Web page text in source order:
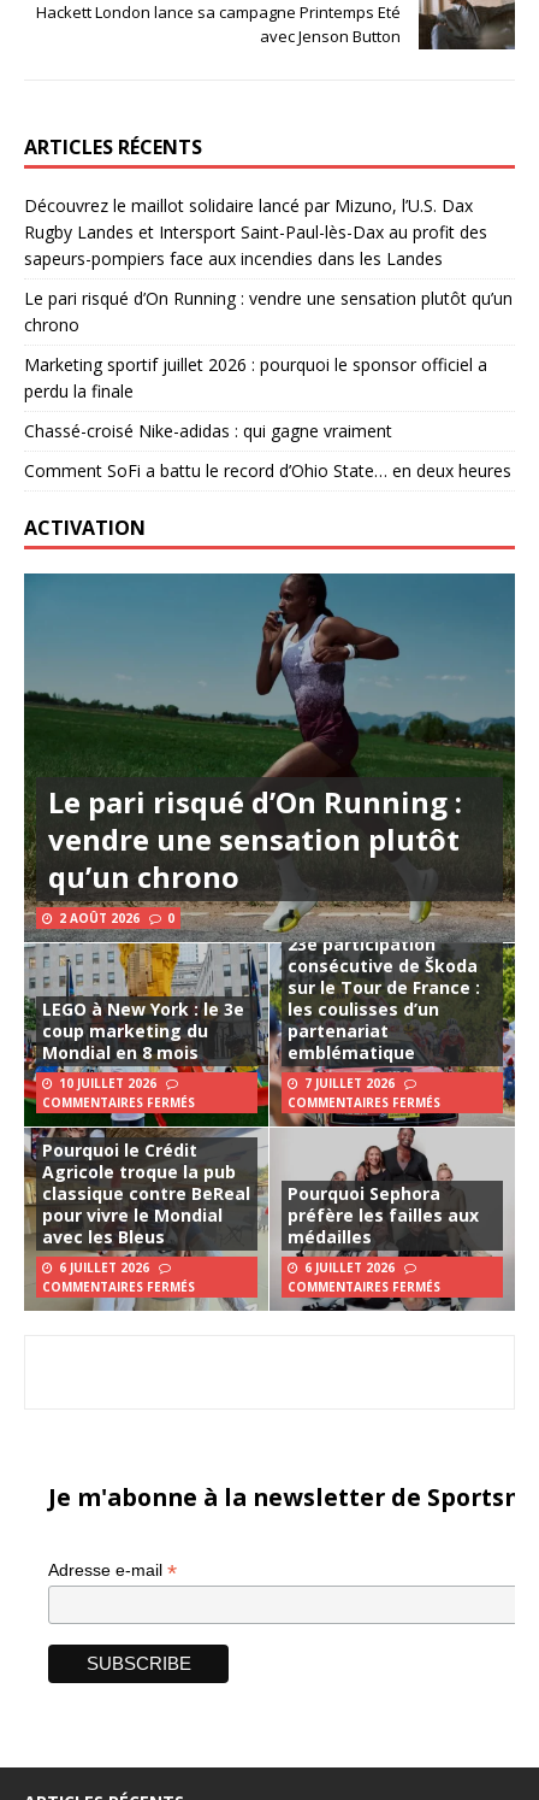
Hackett London lance sa campagne Printemps Eté
avec Jenson Button
ARTICLES RÉCENTS
Découvrez le maillot solidaire lancé par Mizuno, l’U.S. Dax
Rugby Landes et Intersport Saint-Paul-lès-Dax au profit des
sapeurs-pompiers face aux incendies dans les Landes
Le pari risqué d’On Running : vendre une sensation plutôt qu’un
chrono
Marketing sportif juillet 2026 : pourquoi le sponsor officiel a
perdu la finale
Chassé-croisé Nike-adidas : qui gagne vraiment
Comment SoFi a battu le record d’Ohio State… en deux heures
ACTIVATION
Le pari risqué d’On Running :
vendre une sensation plutôt
qu’un chrono
2 AOÛT 2026 0
LEGO à New York : le 3e
coup marketing du
Mondial en 8 mois
10 JUILLET 2026
COMMENTAIRES FERMÉS
23e participation
consécutive de Škoda
sur le Tour de France :
les coulisses d’un
partenariat
emblématique
7 JUILLET 2026
COMMENTAIRES FERMÉS
Pourquoi le Crédit
Agricole troque la pub
classique contre BeReal
pour vivre le Mondial
avec les Bleus
6 JUILLET 2026
COMMENTAIRES FERMÉS
Pourquoi Sephora
préfère les failles aux
médailles
6 JUILLET 2026
COMMENTAIRES FERMÉS
Je m'abonne à la newsletter de
Adresse e-mail *